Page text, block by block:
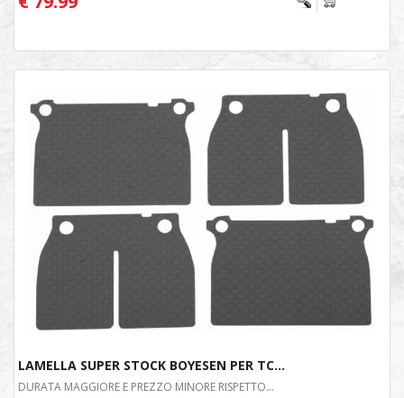
LAMELLA SUPER STOCK BOYESEN PER TC...
DURATA MAGGIORE E PREZZO MINORE RISPETTO...